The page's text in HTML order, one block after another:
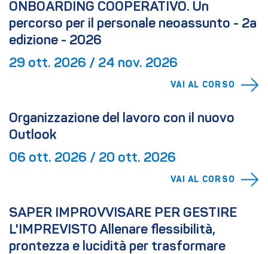
ONBOARDING COOPERATIVO. Un
percorso per il personale neoassunto - 2a
edizione - 2026
29 ott. 2026 / 24 nov. 2026
VAI AL CORSO
Organizzazione del lavoro con il nuovo
Outlook
06 ott. 2026 / 20 ott. 2026
VAI AL CORSO
SAPER IMPROVVISARE PER GESTIRE
L'IMPREVISTO Allenare flessibilità,
prontezza e lucidità per trasformare